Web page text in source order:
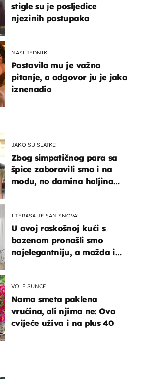
stigle su je posljedice
njezinih postupaka
NASLJEDNIK
Postavila mu je važno
pitanje, a odgovor ju je jako
iznenadio
JAKO SU SLATKI!
Zbog simpatičnog para sa
špice zaboravili smo i na
modu, no damina haljina
I TERASA JE SAN SNOVA!
U ovoj raskošnoj kući s
bazenom pronašli smo
najelegantniju, a možda i
VOLE SUNCE
Nama smeta paklena
vrućina, ali njima ne: Ovo
cvijeće uživa i na plus 40